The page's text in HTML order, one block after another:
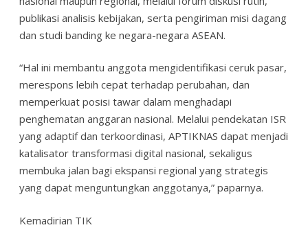
publikasi analisis kebijakan, serta pengiriman misi dagang
dan studi banding ke negara-negara ASEAN.
“Hal ini membantu anggota mengidentifikasi ceruk pasar,
merespons lebih cepat terhadap perubahan, dan
memperkuat posisi tawar dalam menghadapi
penghematan anggaran nasional. Melalui pendekatan ISR
yang adaptif dan terkoordinasi, APTIKNAS dapat menjadi
katalisator transformasi digital nasional, sekaligus
membuka jalan bagi ekspansi regional yang strategis
yang dapat menguntungkan anggotanya,” paparnya.
Kemadirian TIK